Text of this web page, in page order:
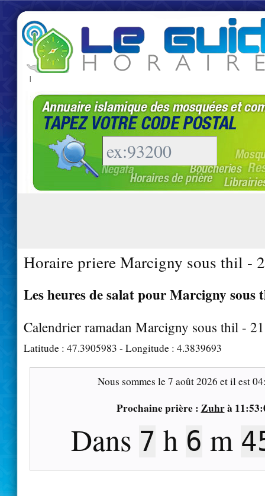
|
Horaire priere Marcigny sous thil -
Les heures de salat pour Marcigny sous
Calendrier ramadan Marcigny sous thil -
Latitude : 47.3905983 - Longitude : 4.3839693
Nous sommes le7 août 2026 et il est
Prochaine prière : Zuhrà
Dans 7 h 6 m